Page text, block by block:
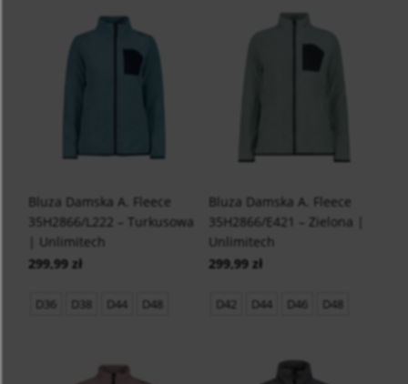
Bluza Damska A. Fleece
35H2866/L222 – Turkusowa
| Unlimitech
299,99 zł
D36 D38 D44 D48
Bluza Damska A. Fleece
35H2866/E421 – Zielona |
Unlimitech
299,99 zł
D42 D44 D46 D48